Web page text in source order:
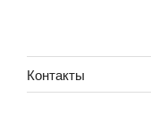
Контакты